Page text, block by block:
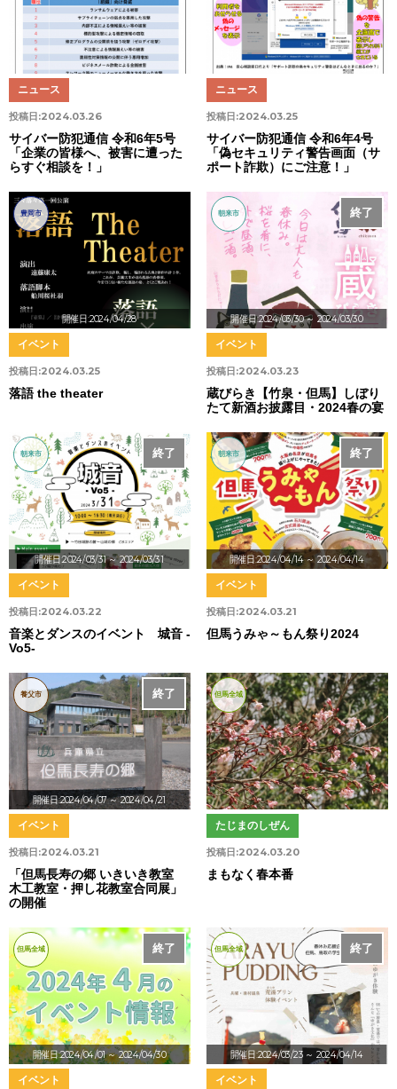
投稿日:2024.03.26
ニュース
サイバー防犯通信 令和6年5号
「企業の皆様へ、被害に遭った
らすぐ相談を！」
投稿日:2024.03.25
ニュース
サイバー防犯通信 令和6年4号
「偽セキュリティ警告画面（サ
ポート詐欺）にご注意！」
開催日:2024/04/28
豊岡市
投稿日:2024.03.25
イベント
落語 the theater
開催日:2024/03/30～ 2024/03/30
終了
朝来市
投稿日:2024.03.23
イベント
蔵びらき【竹泉・但馬】しぼり
たて新酒お披露目・2024春の宴
開催日:2024/03/31～ 2024/03/31
終了
朝来市
投稿日:2024.03.22
イベント
音楽とダンスのイベント 城音 -
Vo5-
開催日:2024/04/14～ 2024/04/14
終了
朝来市
投稿日:2024.03.21
イベント
但馬うみゃ～もん祭り2024
開催日:2024/04/07～ 2024/04/21
終了
養父市
投稿日:2024.03.21
イベント
「但馬長寿の郷 いきいき教室
木工教室・押し花教室合同展」
の開催
但馬全域
投稿日:2024.03.20
たじまのしぜん
まもなく春本番
開催日:2024/04/01～ 2024/04/30
終了
但馬全域
イベント
開催日:2024/03/23 ～ 2024/04/14
終了
但馬全域
イベント